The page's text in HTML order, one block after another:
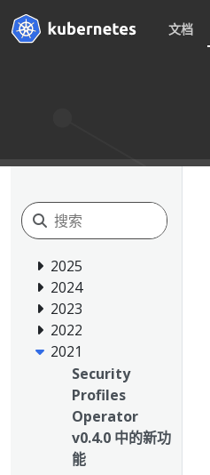
文档
2025
2024
2023
2022
2021
Security
Profiles
Operator
v0.4.0 中的新功
能